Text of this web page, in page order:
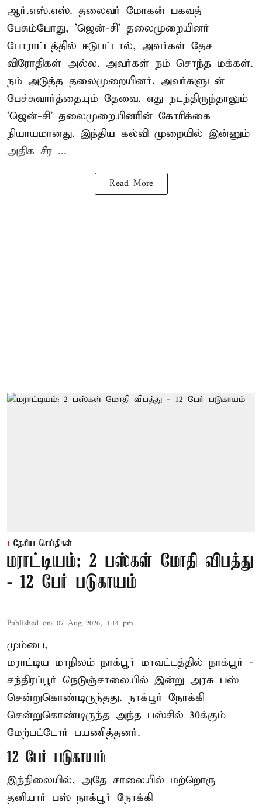
ஆர்.எஸ்.எஸ். தலைவர் மோகன் பகவத்
பேசும்போது, 'ஜென்-சி' தலைமுறையினர்
போராட்டத்தில் ஈடுபட்டால், அவர்கள் தேச
விரோதிகள் அல்ல. அவர்கள் நம் சொந்த மக்கள்.
நம் அடுத்த தலைமுறையினர். அவர்களுடன்
பேச்சுவார்த்தையும் தேவை. எது நடந்திருந்தாலும்
'ஜென்-சி' தலைமுறையினரின் கோரிக்கை
நியாயமானது. இந்திய கல்வி முறையில் இன்னும்
அதிக சீர ...
Read More
தேசிய செய்திகள்
மராட்டியம்: 2 பஸ்கள் மோதி விபத்து
- 12 பேர் படுகாயம்
Published on: 07 Aug 2026, 1:14 pm
மும்பை,
மராட்டிய மாநிலம் நாக்பூர் மாவட்டத்தில் நாக்பூர் -
சந்திரப்பூர் நெடுஞ்சாலையில் இன்று அரசு பஸ்
சென்றுகொண்டிருந்தது. நாக்பூர் நோக்கி
சென்றுகொண்டிருந்த அந்த பஸ்சில் 30க்கும்
மேற்பட்டோர் பயணித்தனர்.
12 பேர் படுகாயம்
இந்நிலையில், அதே சாலையில் மற்றொரு
தனியார் பஸ் நாக்பூர் நோக்கி